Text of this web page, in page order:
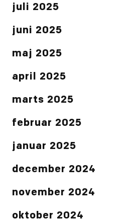
juli 2025
juni 2025
maj 2025
april 2025
marts 2025
februar 2025
januar 2025
december 2024
november 2024
oktober 2024